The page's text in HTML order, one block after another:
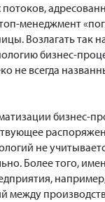
менеджмент
Возлагать так
бизнес-
не всегда
бизнес-
не
Более того,
между